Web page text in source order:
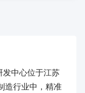
中心位于江苏
造行业中，精准